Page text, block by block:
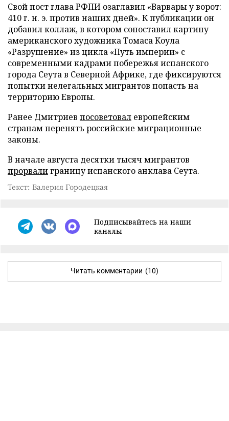
Свой пост глава РФПИ озаглавил «Варвары у ворот:
410 г. н. э. против наших дней». К публикации он
добавил коллаж, в котором сопоставил картину
американского художника Томаса Коула
«Разрушение» из цикла «Путь империи» с
современными кадрами побережья испанского
города Сеута в Северной Африке, где фиксируются
попытки нелегальных мигрантов попасть на
территорию Европы.
Ранее Дмитриев посоветовал европейским
странам перенять российские миграционные
законы.
В начале августа десятки тысяч мигрантов
прорвалиграницу испанского анклава Сеута.
Текст: Валерия Городецкая
Подписывайтесь на наши
каналы
Читать комментарии (10)